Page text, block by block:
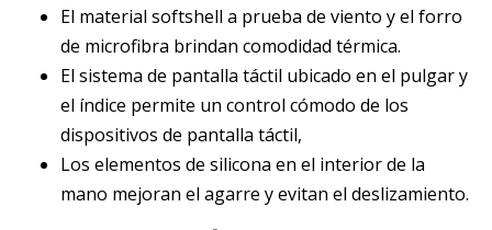
El material softshell a prueba de viento y el forro
de microfibra brindan comodidad térmica.
El sistema de pantalla táctil ubicado en el pulgar y
el índice permite un control cómodo de los
dispositivos de pantalla táctil,
Los elementos de silicona en el interior de la
mano mejoran el agarre y evitan el deslizamiento.